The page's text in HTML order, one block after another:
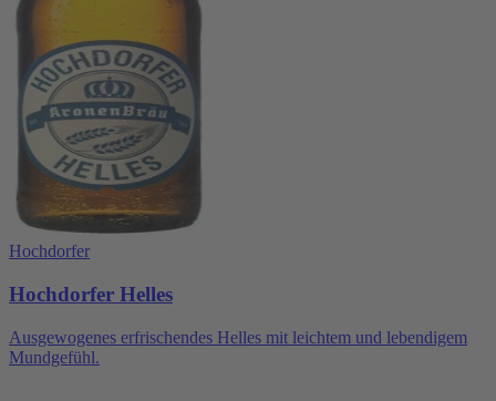
Hochdorfer
Hochdorfer Helles
Ausgewogenes erfrischendes Helles mit leichtem und lebendigem
Mundgefühl.